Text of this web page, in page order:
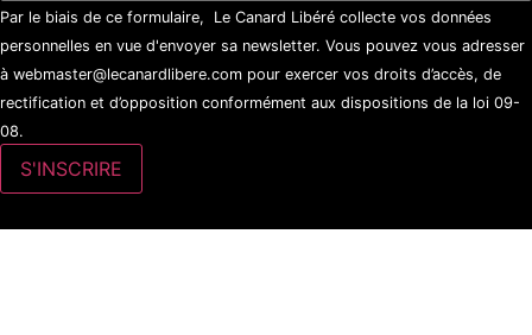
Par le biais de ce formulaire, Le Canard Libéré collecte vos données
personnelles en vue d'envoyer sa newsletter. Vous pouvez vous adresser
à webmaster@lecanardlibere.com pour exercer vos droits d’accès, de
rectification et d’opposition conformément aux dispositions de la loi 09-
08.